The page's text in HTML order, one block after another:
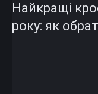
Найкращі
року: як